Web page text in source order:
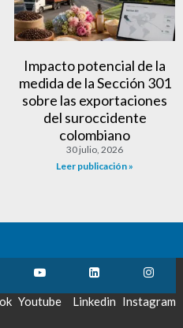
Impacto potencial de la
medida de la Sección 301
sobre las exportaciones
del suroccidente
colombiano
30 julio, 2026
Leer publicación »
Youtube Linkedin Instagram